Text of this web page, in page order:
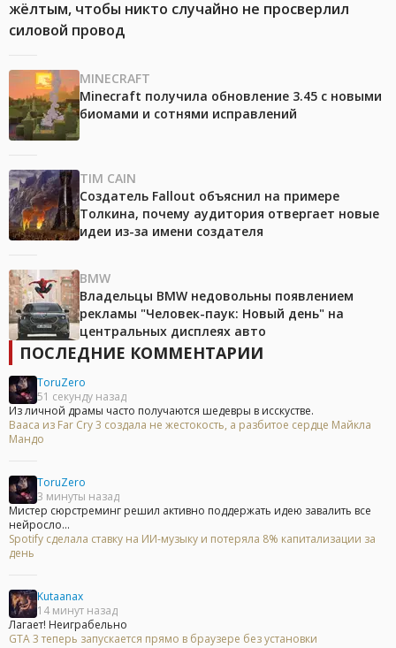
жёлтым, чтобы никто случайно не просверлил
силовой провод
MINECRAFT
Minecraft получила обновление 3.45 с новыми
биомами и сотнями исправлений
TIM CAIN
Создатель Fallout объяснил на примере
Толкина, почему аудитория отвергает новые
идеи из-за имени создателя
BMW
Владельцы BMW недовольны появлением
рекламы "Человек-паук: Новый день" на
центральных дисплеях авто
ПОСЛЕДНИЕ КОММЕНТАРИИ
ToruZero
51 секунду назад
Из личной драмы часто получаются шедевры в исскустве.
Вааса из Far Cry 3 создала не жестокость, а разбитое сердце Майкла
Мандо
ToruZero
3 минуты назад
Мистер сюрстреминг решил активно поддержать идею завалить все
нейросло...
Spotify сделала ставку на ИИ-музыку и потеряла 8% капитализации за
день
Kutaanax
14 минут назад
Лагает! Неиграбельно
GTA 3 теперь запускается прямо в браузере без установки